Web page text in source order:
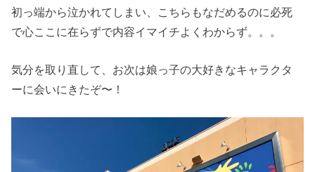
初っ端から泣かれてしまい、こちらもなだめるのに必死
で心ここに在らずで内容イマイチよくわからず。。。
気分を取り直して、お次は娘っ子の大好きなキャラクタ
ーに会いにきたぞ〜！